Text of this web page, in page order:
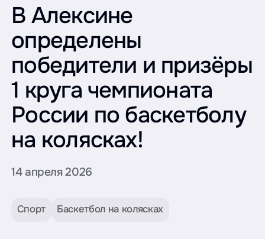
В Алексине
определены
победители и призёры
1 круга чемпионата
России по баскетболу
на колясках!
14 апреля 2026
Спорт Баскетбол на колясках